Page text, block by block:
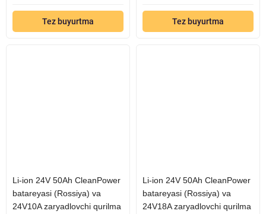
Tez buyurtma Tez buyurtma
Li-ion 24V 50Ah CleanPower
batareyasi (Rossiya) va
24V10A zaryadlovchi qurilma
Li-ion 24V 50Ah CleanPower
batareyasi (Rossiya) va
24V18A zaryadlovchi qurilma